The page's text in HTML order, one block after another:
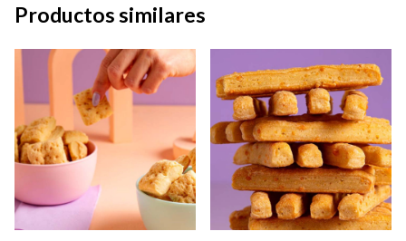
Productos similares